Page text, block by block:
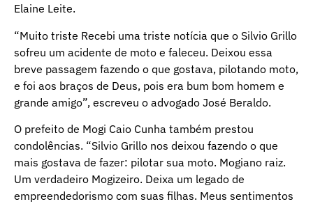
Elaine Leite.
“Muito triste Recebi uma triste notícia que o Silvio Grillo
sofreu um acidente de moto e faleceu. Deixou essa
breve passagem fazendo o que gostava, pilotando moto,
e foi aos braços de Deus, pois era bum bom homem e
grande amigo”, escreveu o advogado José Beraldo.
O prefeito de Mogi Caio Cunha também prestou
condolências. “Silvio Grillo nos deixou fazendo o que
mais gostava de fazer: pilotar sua moto. Mogiano raiz.
Um verdadeiro Mogizeiro. Deixa um legado de
empreendedorismo com suas filhas. Meus sentimentos